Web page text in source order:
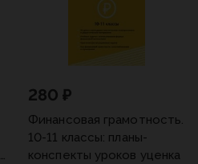
280 ₽
Финансовая грамотность.
10-11 классы: планы-
конспекты уроков уценка